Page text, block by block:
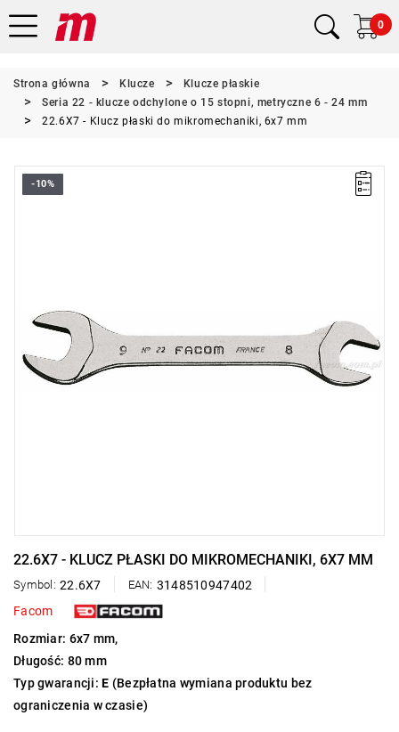
0
Strona główna Klucze
Klucze płaskie
Seria 22 - klucze odchylone o 15 stopni, metryczne 6 - 24 mm
22.6X7 - Klucz płaski do mikromechaniki, 6x7 mm
-10%
22.6X7 - KLUCZ PŁASKI DO MIKROMECHANIKI, 6X7 MM
Symbol: 22.6X7 EAN: 3148510947402
Facom
Rozmiar: 6x7 mm,
Długość: 80 mm
Typ gwarancji:E (Bezpłatna wymiana produktu bez
ograniczenia w czasie)